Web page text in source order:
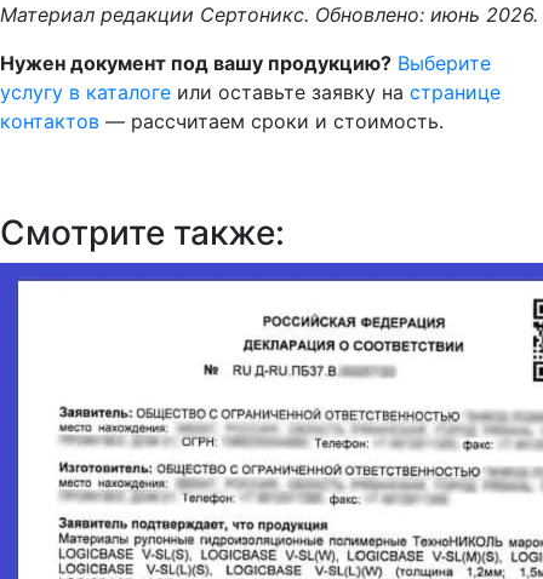
Материал редакции Сертоникс. Обновлено: июнь 2026.
Нужен документ под вашу продукцию? Выберите
услугу в каталоге или оставьте заявку на странице
контактов — рассчитаем сроки и стоимость.
Смотрите также: